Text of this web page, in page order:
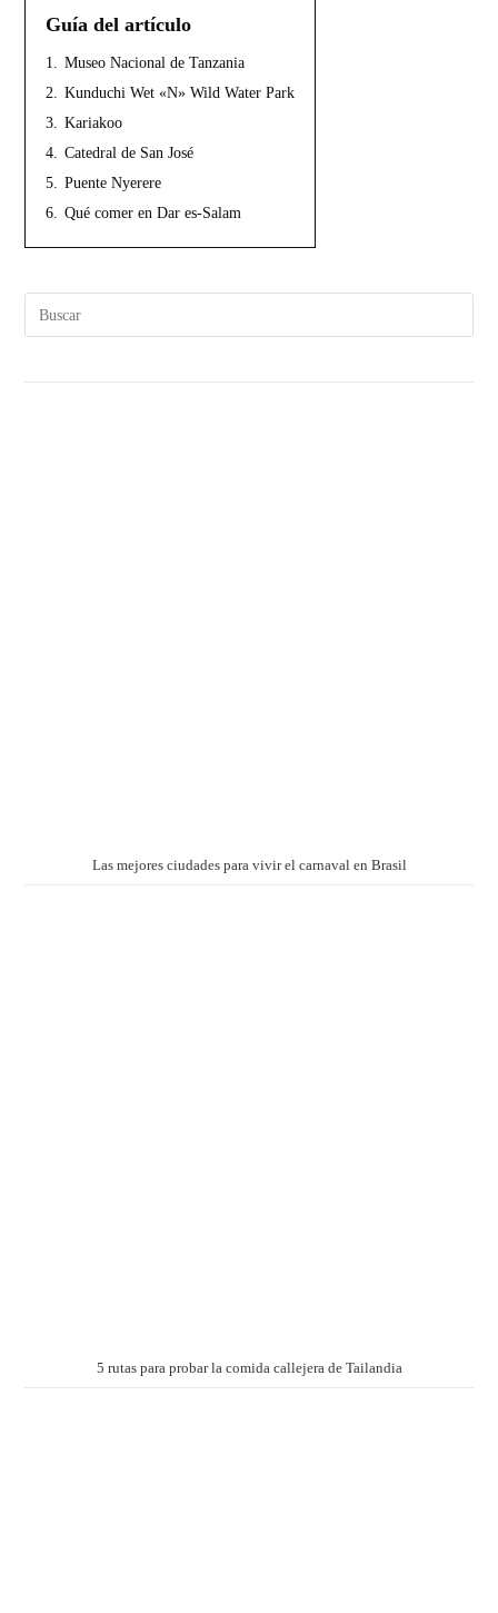
Guía del artículo
1.
Museo Nacional de Tanzania
2.
Kunduchi Wet «N» Wild Water Park
3.
Kariakoo
4.
Catedral de San José
5.
Puente Nyerere
6.
Qué comer en Dar es-Salam
Las mejores ciudades para vivir el carnaval en Brasil
5 rutas para probar la comida callejera de Tailandia